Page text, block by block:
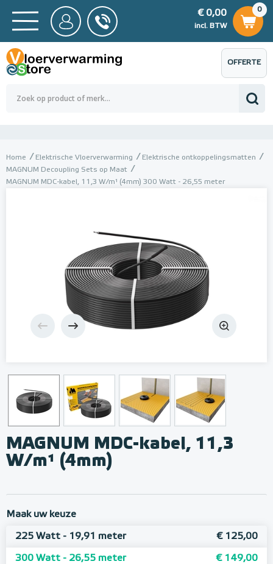
BTW
0,00
0
€ 0,00
incl. BTW
€ 0,00
OFFERTE
AANVRAGEN
Home Elektrische Vloerverwarming
Elektrische ontkoppelingsmatten
MAGNUM Decoupling Sets op Maat
MAGNUM MDC-kabel, 11,3 W/m¹ (4mm) 300 Watt - 26,55 meter
MAGNUM MDC-kabel, 11,3
W/m¹ (4mm)
Maak uw keuze
225 Watt - 19,91 meter € 125,00
300 Watt - 26,55 meter € 149,00